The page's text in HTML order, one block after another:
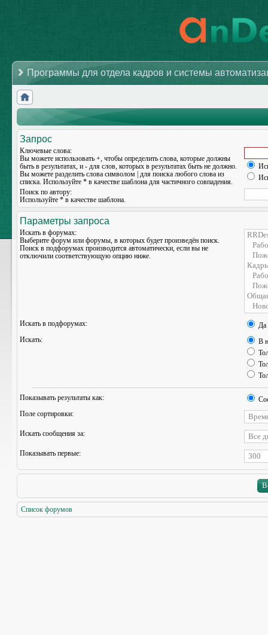
Программы для отдела кадров и системы
Запрос
Ключевые слова:
Вы можете использовать +, чтобы определить слова, которые должны
быть в результатах, и - для слов, которых в результатах быть не должно.
Вы можете разделить слова символом для поиска любого слова из
списка. Используйте * в качестве шаблона для частичного совпадения.
Поиск по автору:
Используйте * в качестве шаблона.
Параметры запроса
Искать в форумах:
Выберите форум или форумы, в которых будет произведён поиск.
Поиск в подфорумах производится автоматически, если вы не
отключили соответствующую опцию ниже.
Искать в подфорумах:
Да
Искать:
В
Показывать результаты как:
Поле сортировки:
Искать сообщения за:
Показывать первые:
Список форумов